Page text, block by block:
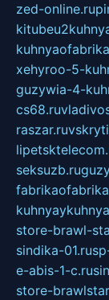
zed-online.ru
xehyroo-5-
guzywia-4-
cs68.ru
raszar.ru
seksuzb.ru
store-brawl-
sindika-01.ru
e-abis-1-c.ru
store-